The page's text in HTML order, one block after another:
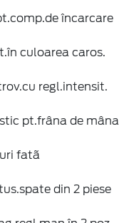
încarcare
culoarea caros.
regl.intensit.
pt.frâna de mâna
fatã
din 2 piese